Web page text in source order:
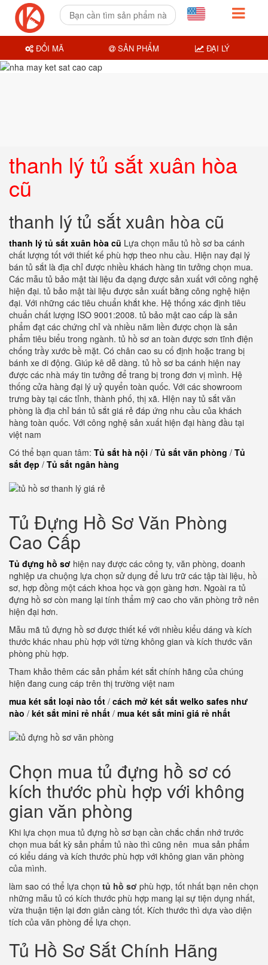
thanh lý tủ sắt xuân hòa
cũ
thanh lý tủ sắt xuân hòa cũ
thanh lý tủ sắt xuân hòa cũ Lựa chọn mẫu tủ hồ sơ ba cánh
chất lượng tốt với thiết kế phù hợp theo nhu cầu. Hiện nay đại lý
bán tủ sắt là địa chỉ được nhiều khách hàng tin tưởng chọn mua.
Các mẫu tủ bảo mật tài liệu đa dạng được sản xuất với công nghệ
hiện đại. tủ bảo mật tài liệu được sản xuất bằng công nghệ hiện
đại. Với những các tiêu chuẩn khắt khe. Hệ thống xác định tiêu
chuẩn chất lượng ISO 9001:2008. tủ bảo mật cao cấp là sản
phẩm đạt các chứng chỉ và nhiều năm liền được chọn là sản
phẩm tiêu biểu trong ngành. tủ hồ sơ an toàn được sơn tĩnh điện
chống trầy xước bề mặt. Có chân cao su cố định hoặc trang bị
bánh xe di động. Giúp kê dễ dàng. tủ hồ sơ ba cánh hiện nay
được các nhà máy tin tưởng để trang bị trong đơn vị mình. Hệ
thống cửa hàng đại lý uỷ quyển toàn quốc. Với các showroom
trưng bày tại các tỉnh, thành phố, thị xã. HIện nay tủ sắt văn
phòng là địa chỉ bán tủ sắt giá rẻ đáp ứng nhu cầu của khách
hàng toàn quốc. Với công nghệ sản xuất hiện đại hàng đầu tại
việt nam
Có thể bạn quan tâm: Tủ sắt hà nội / Tủ sắt văn phòng / Tủ
sắt đẹp / Tủ sắt ngân hàng
Tủ Đựng Hồ Sơ Văn Phòng
Cao Cấp
Tủ đựng hồ sơ hiện nay được các công ty, văn phòng, doanh
nghiệp ưa chuộng lựa chọn sử dụng để lưu trữ các tập tài liệu, hồ
sơ, hợp đồng một cách khoa học và gọn gàng hơn. Ngoài ra tủ
đựng hồ sơ còn mang lại tính thẩm mỹ cao cho văn phòng trở nên
hiện đại hơn.
Mẫu mã tủ đựng hồ sơ được thiết kế với nhiều kiểu dáng và kích
thước khác nhau phù hợp với từng không gian và kích thước văn
phòng phù hợp.
Tham khảo thêm các sản phẩm két sắt chính hãng của chúng
hiện đang cung cáp trên thị trường việt nam
mua két sắt loại nào tốt / cách mở két sắt welko safes như
nào / két sắt mini rẻ nhất / mua két sắt mini giá rẻ nhất
Chọn mua tủ đựng hồ sơ có
kích thước phù hợp với không
gian văn phòng
Khi lựa chọn mua tủ đựng hồ sơ bạn cần chắc chắn nhớ trước
chọn mua bất kỳ sản phẩm tủ nào thì cũng nên mua sản phẩm
có kiểu dáng và kích thước phù hợp với không gian văn phòng
của mình.
làm sao có thể lựa chọn tủ hồ sơ phù hợp, tốt nhất bạn nên chọn
những mẫu tủ có kích thước phù hợp mang lại sự tiện dụng nhất,
vừa thuận tiện lại đơn giản càng tốt. Kích thước thì dựa vào diện
tích của văn phòng để lựa chọn.
Tủ Hồ Sơ Sắt Chính Hãng
ĐỔI MÃ SẢN PHẨM ĐẠI LÝ